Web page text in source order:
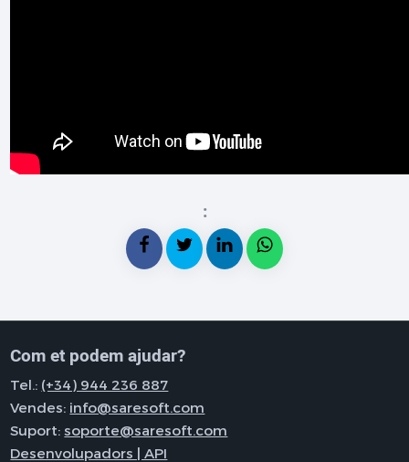
:
Com et podem ajudar?
Tel.: (+34) 944 236 887
Vendes: info@saresoft.com
Suport:soporte@saresoft.com
Desenvolupadors | API